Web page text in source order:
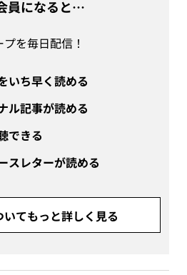
員になると…
を毎日配信！
いち早く読める
ル記事が読める
できる
スレターが読める
てもっと詳しく見る